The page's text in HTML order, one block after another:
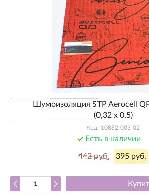
Шумоизоляция STP Aerocell
(0,32 х 0,5)
Код: 10852-003-02
Есть в наличии
442 руб. 395 руб.